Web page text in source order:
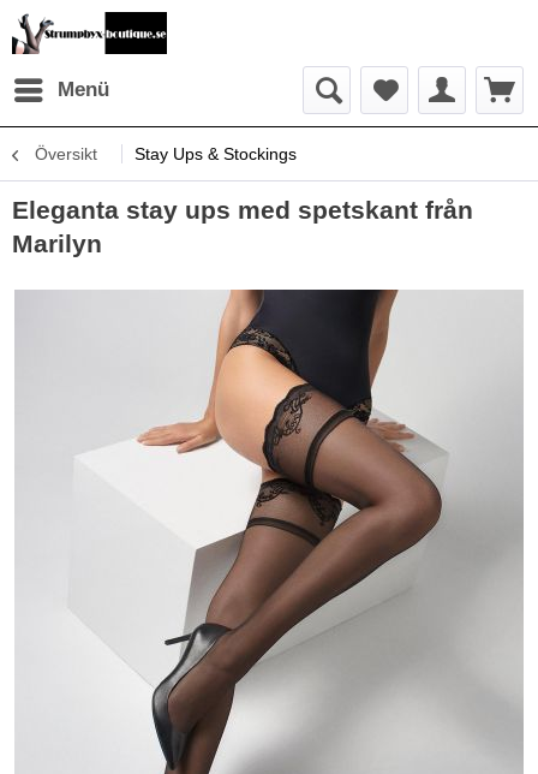
Menü
Översikt Stay Ups & Stockings
Eleganta stay ups med spetskant från
Marilyn